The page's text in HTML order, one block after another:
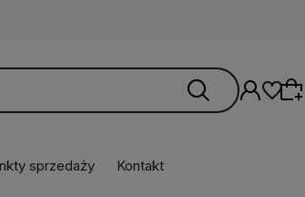
sprzedaży Kontakt